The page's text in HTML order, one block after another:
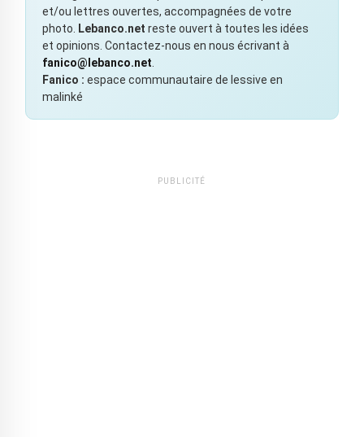
et/ou lettres ouvertes, accompagnées de votre
photo.
Lebanco.net reste ouvert à toutes les idées
et opinions. Contactez-nous en nous écrivant à
fanico@lebanco.net
Fanico : espace communautaire de lessive en
malinké
PUBLICITÉ